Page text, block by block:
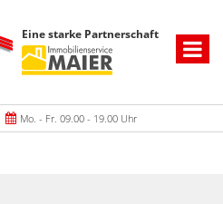
Eine starke Partnerschaft
Mo. - Fr. 09.00 - 19.00 Uhr